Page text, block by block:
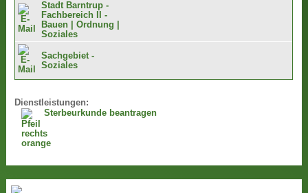
Stadt Barntrup -
Fachbereich II -
Bauen | Ordnung |
Soziales
Sachgebiet -
Soziales
Dienstleistungen:
Sterbeurkunde beantragen